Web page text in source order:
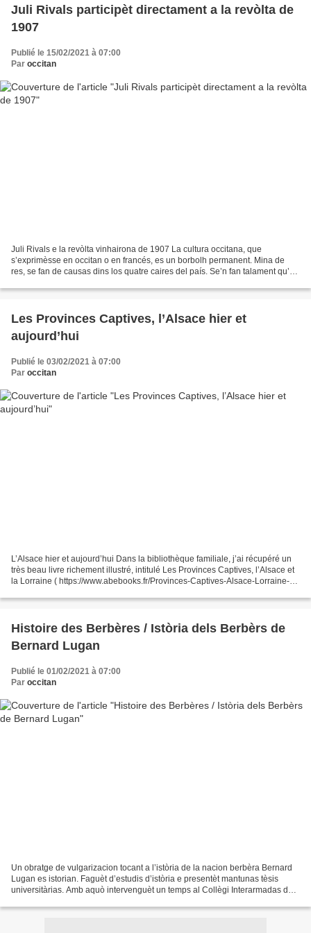
Juli Rivals participèt directament a la revòlta de
1907
Publié le 15/02/2021 à 07:00
Par occitan
Juli Rivals e la revòlta vinhairona de 1907 La cultura occitana, que
s’exprimèsse en occitan o en francés, es un borbolh permanent. Mina de
res, se fan de causas dins los quatre caires del país. Se’n fan talament qu’es
Les Provinces Captives, l’Alsace hier et
aujourd’hui
Publié le 03/02/2021 à 07:00
Par occitan
L’Alsace hier et aujourd’hui Dans la bibliothèque familiale, j’ai récupéré un
très beau livre richement illustré, intitulé Les Provinces Captives, l’Alsace et
la Lorraine ( https://www.abebooks.fr/Provinces-Captives-Alsace-Lorraine-
Histoire des Berbères / Istòria dels Berbèrs de
Bernard Lugan
Publié le 01/02/2021 à 07:00
Par occitan
Un obratge de vulgarizacion tocant a l’istòria de la nacion berbèra Bernard
Lugan es istorian. Faguèt d’estudis d’istòria e presentèt mantunas tèsis
universitàrias. Amb aquò intervenguèt un temps al Collègi Interarmadas de